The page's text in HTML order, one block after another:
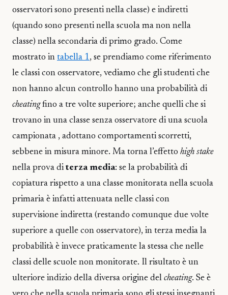
osservatori sono presenti nella classe) e indiretti
(quando sono presenti nella scuola ma non nella
classe) nella secondaria di primo grado. Come
mostrato in tabella 1, se prendiamo come riferimento
le classi con osservatore, vediamo che gli studenti che
non hanno alcun controllo hanno una probabilità di
cheatingfino a tre volte superiore; anche quelli che si
trovano in una classe senza osservatore di una scuola
campionata , adottano comportamenti scorretti,
sebbene in misura minore. Ma torna l’effetto high stake
nella prova di terza media: se la probabilità di
copiatura rispetto a una classe monitorata nella scuola
primaria è infatti attenuata nelle classi con
supervisione indiretta (restando comunque due volte
superiore a quelle con osservatore), in terza media la
probabilità è invece praticamente la stessa che nelle
classi delle scuole non monitorate. Il risultato è un
ulteriore indizio della diversa origine del cheating. Se è